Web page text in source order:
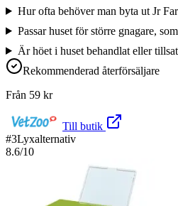
Hur ofta behöver man byta ut Jr
Passar huset för större gnagare,
Är höet i huset behandlat eller
Rekommenderad återförsäljare
Från 59 kr
Till butik
#3Lyxalternativ
8.6/10